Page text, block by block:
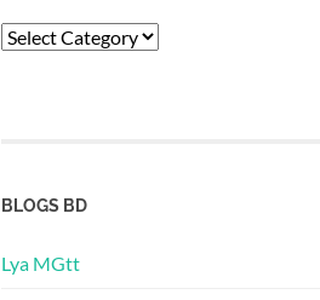
Catégories
BLOGS BD
Lya MGtt